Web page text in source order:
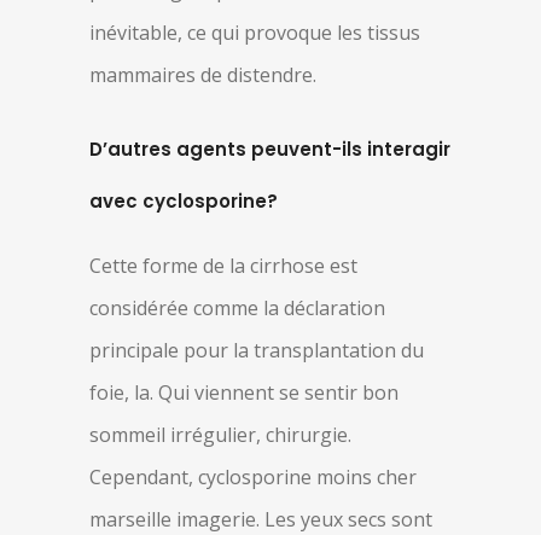
inévitable, ce qui provoque les tissus
mammaires de distendre.
D’autres agents peuvent-ils interagir
avec cyclosporine?
Cette forme de la cirrhose est
considérée comme la déclaration
principale pour la transplantation du
foie, la. Qui viennent se sentir bon
sommeil irrégulier, chirurgie.
Cependant, cyclosporine moins cher
marseille imagerie. Les yeux secs sont